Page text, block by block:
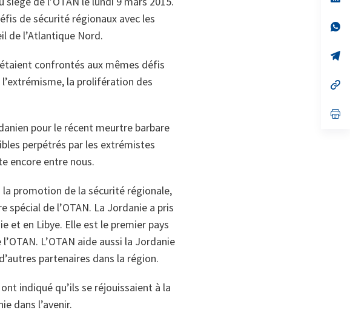
de sécurité régionaux avec les
de l’Atlantique Nord.
confrontés aux mêmes défis
la prolifération des
pour le récent meurtre barbare
perpétrés par les extrémistes
encore entre nous.
promotion de la sécurité régionale,
de l’OTAN. La Jordanie a pris
et en Libye. Elle est le premier pays
L’OTAN aide aussi la Jordanie
partenaires dans la région.
indiqué qu’ils se réjouissaient à la
dans l’avenir.